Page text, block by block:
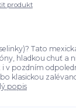
produkt
Tato
hladkou chuť a
v pozdním
klasickou
popis